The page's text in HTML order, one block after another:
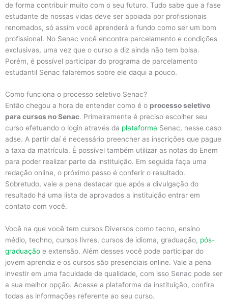
de forma contribuir muito com o seu futuro. Tudo sabe que a fase
estudante de nossas vidas deve ser apoiada por profissionais
renomados, só assim você aprenderá a fundo como ser um bom
profissional. No Senac você encontra parcelamento e condições
exclusivas, uma vez que o curso a diz ainda não tem bolsa.
Porém, é possível participar do programa de parcelamento
estudantil Senac falaremos sobre ele daqui a pouco.
Como funciona o processo seletivo Senac?
Então chegou a hora de entender como é o processo seletivo
para cursos no Senac. Primeiramente é preciso escolher seu
curso efetuando o login através da plataforma Senac, nesse caso
adse. A partir daí é necessário preencher as inscrições que pague
a taxa da matrícula. É possível também utilizar as notas do Enem
para poder realizar parte da instituição. Em seguida faça uma
redação online, o próximo passo é conferir o resultado.
Sobretudo, vale a pena destacar que após a divulgação do
resultado há uma lista de aprovados a instituição entrar em
contato com você.
Você na que você tem cursos Diversos como tecno, ensino
médio, techno, cursos livres, cursos de idioma, graduação, pós-
graduação e extensão. Além desses você pode participar do
jovem aprendiz e os cursos são presenciais online. Vale a pena
investir em uma faculdade de qualidade, com isso Senac pode ser
a sua melhor opção. Acesse a plataforma da instituição, confira
todas as informações referente ao seu curso.